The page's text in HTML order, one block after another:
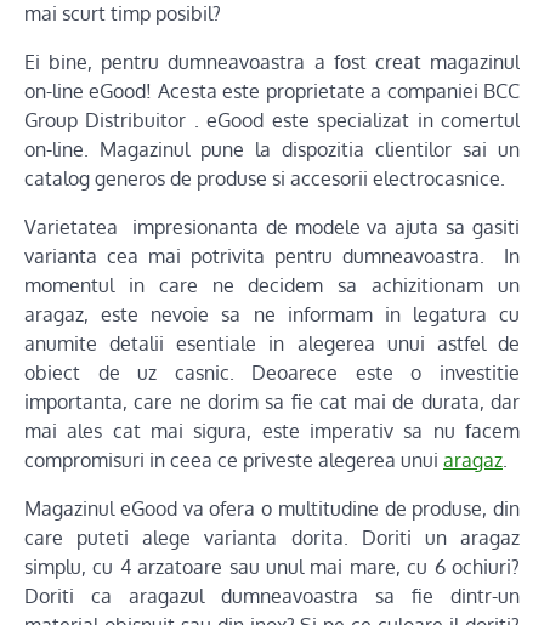
mai scurt timp posibil?
Ei bine, pentru dumneavoastra a fost creat magazinul
on-line eGood! Acesta este proprietate a companiei BCC
Group Distribuitor . eGood este specializat in comertul
on-line. Magazinul pune la dispozitia clientilor sai un
catalog generos de produse si accesorii electrocasnice.
Varietatea impresionanta de modele va ajuta sa gasiti
varianta cea mai potrivita pentru dumneavoastra. In
momentul in care ne decidem sa achizitionam un
aragaz, este nevoie sa ne informam in legatura cu
anumite detalii esentiale in alegerea unui astfel de
obiect de uz casnic. Deoarece este o investitie
importanta, care ne dorim sa fie cat mai de durata, dar
mai ales cat mai sigura, este imperativ sa nu facem
compromisuri in ceea ce priveste alegerea unui aragaz.
Magazinul eGood va ofera o multitudine de produse, din
care puteti alege varianta dorita. Doriti un aragaz
simplu, cu 4 arzatoare sau unul mai mare, cu 6 ochiuri?
Doriti ca aragazul dumneavoastra sa fie dintr-un